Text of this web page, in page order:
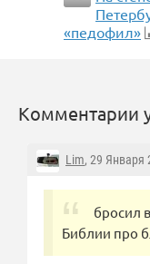
«педофил»
Комментарии
Lim, 29 Января
бросил
Библии про